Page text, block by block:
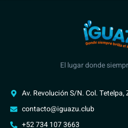
El lugar donde
Av. Revolución S/N. Col.
contacto@iguazu.club
+52 734 107 3663